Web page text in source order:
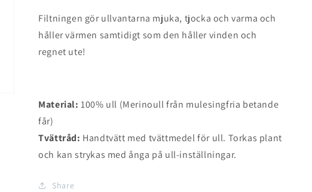
Filtningen gör ullvantarna mjuka, tjocka och varma och
håller värmen samtidigt som den håller vinden och
regnet ute!
Material: 100% ull (Merinoull från mulesingfria betande
får)
Tvättråd: Handtvätt med tvättmedel för ull. Torkas plant
och kan strykas med ånga på ull-inställningar.
Share